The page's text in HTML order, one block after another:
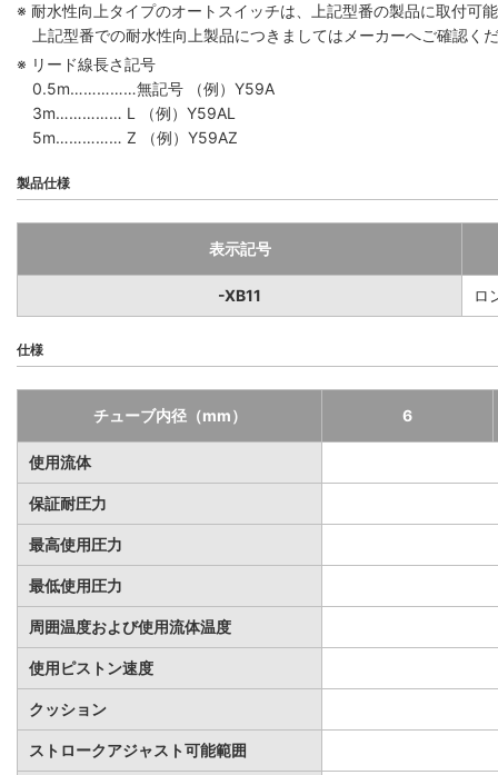
※ 耐水性向上タイプのオートスイッチは、上記型番の製品に取付可
上記型番での耐水性向上製品につきましてはメーカーへご確認く
※ リード線長さ記号
0.5m……………無記号 （例）Y59A
3m…………… L （例）Y59AL
5m…………… Z （例）Y59AZ
製品仕様
表示記号
-XB11 ロ
仕様
チューブ内径（mm） 6
使用流体
保証耐圧力
最高使用圧力
最低使用圧力
周囲温度および使用流体温度
使用ピストン速度
クッション
ストロークアジャスト可能範囲